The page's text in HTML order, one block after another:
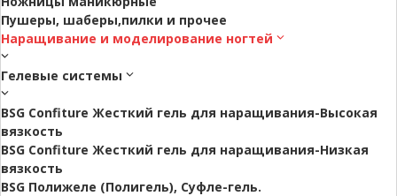
Пушеры, шаберы,пилки и прочее
Наращивание и моделирование ногтей
Гелевые системы
BSG Confiture Жесткий гель для наращивания-Высокая
вязкость
BSG Confiture Жесткий гель для наращивания-Низкая
вязкость
BSG Полижеле (Полигель), Суфле-гель.